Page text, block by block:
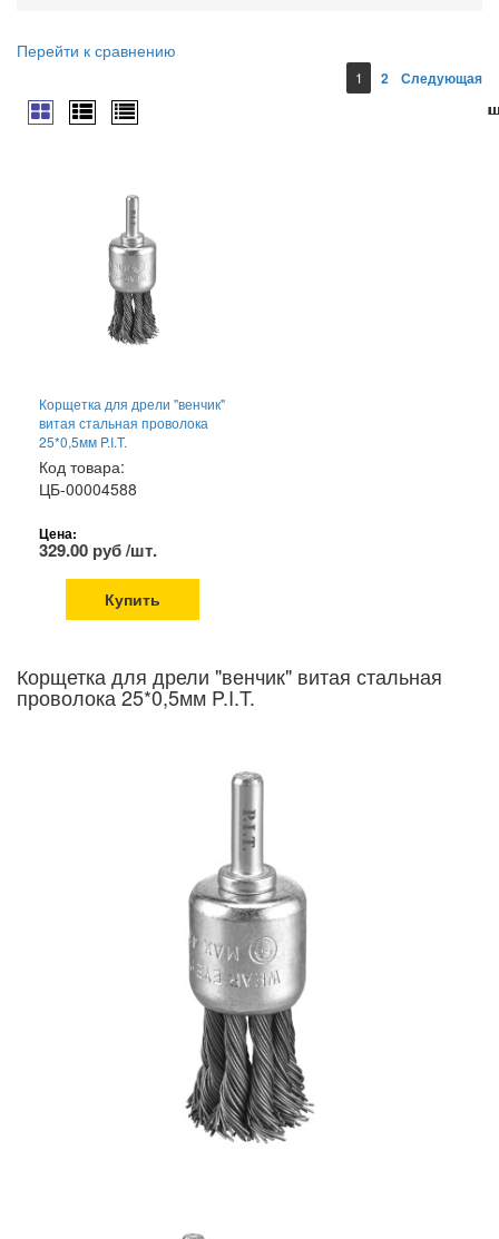
Перейти к сравнению
1 2 Следующая
Корщетка для дрели "венчик"
витая стальная проволока
25*0,5мм P.I.T.
Код товара:
ЦБ-00004588
Цена:
329.00 руб /шт.
Купить
Корщетка для дрели "венчик" витая стальная
проволока 25*0,5мм P.I.T.